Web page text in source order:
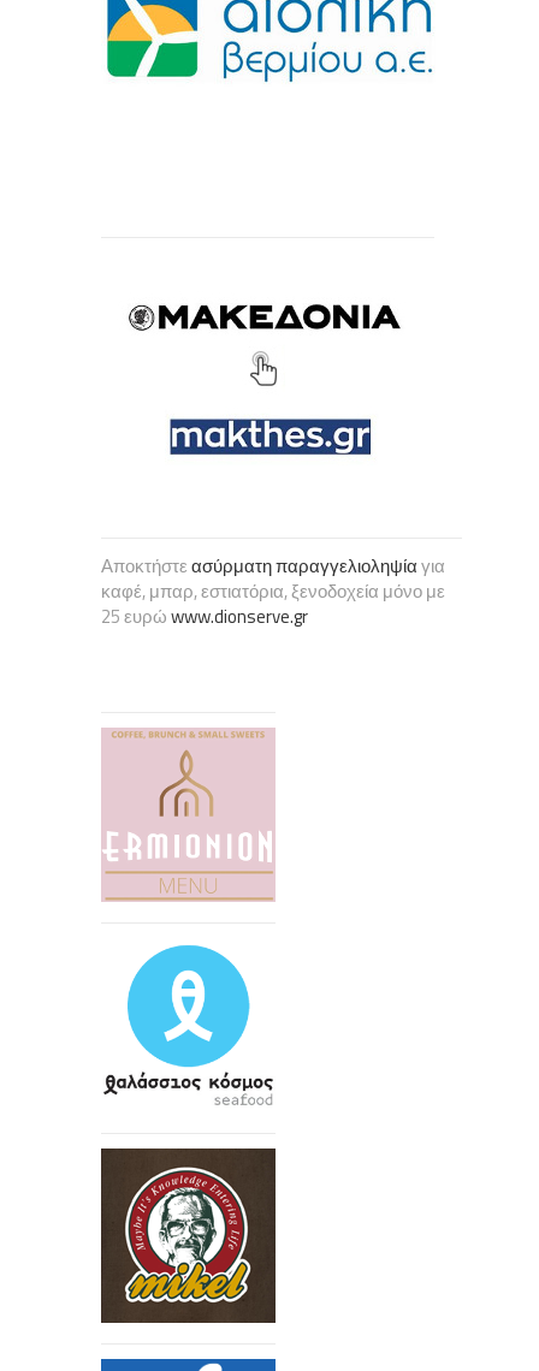
Αποκτήστεασύρματη παραγγελιοληψίαγια
καφέ, μπαρ, εστιατόρια, ξενοδοχεία μόνο με
25 ευρώwww.dionserve.gr